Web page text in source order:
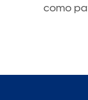
como